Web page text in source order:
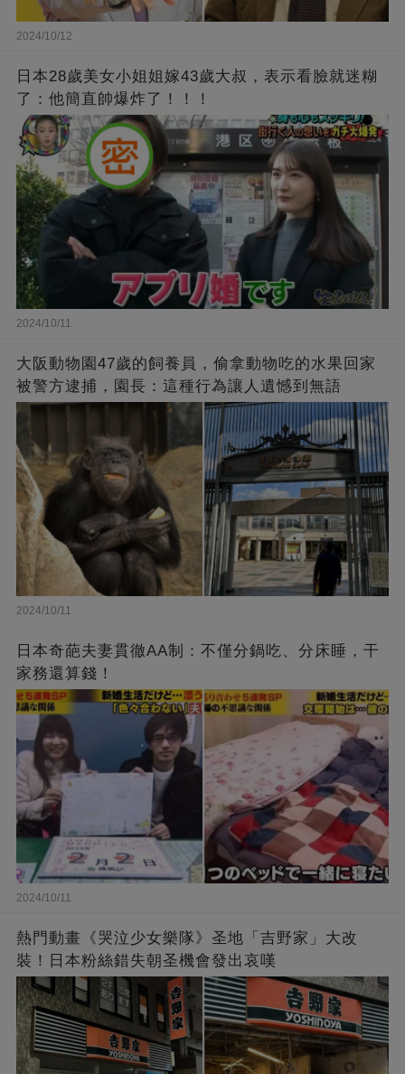
2024/10/12
​日本28歲美女小姐姐嫁43歲大叔，表示看臉就迷糊
了：他簡直帥爆炸了！！！
2024/10/11
大阪動物園47歲的飼養員，偷拿動物吃的水果回家
被警方逮捕，園長：這種行為讓人遺憾到無語
2024/10/11
日本奇葩夫妻貫徹AA制：不僅分鍋吃、分床睡，干
家務還算錢！
2024/10/11
熱門動畫《哭泣少女樂隊》圣地「吉野家」大改
裝！日本粉絲錯失朝圣機會發出哀嘆